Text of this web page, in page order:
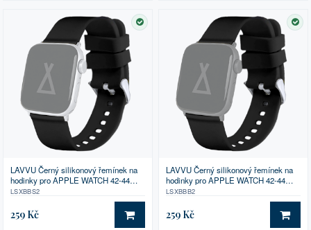
SKLADEM
LAVVU Černý silikonový řemínek na
hodinky pro APPLE WATCH 42-44
mm
LSXBBS2
259 Kč DO KOŠÍKU
LAVVU Černý silikonový řemínek na
hodinky pro APPLE WATCH 42-44
mm
LSXBBB2
259 Kč DO